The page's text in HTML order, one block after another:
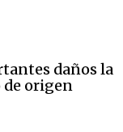
daños la
de origen